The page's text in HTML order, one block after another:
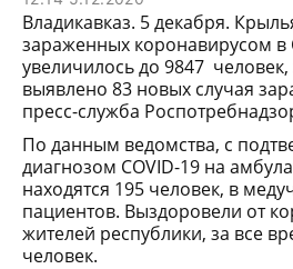
Владикавказ. 5 декабря.
зараженных коронавирусом в
увеличилось до 9847 человек,
выявлено 83 новых случая
пресс-служба
По данным ведомства, с
диагнозом COVID-19 на
находятся 195 человек, в
пациентов. Выздоровели от
жителей республики, за все
человек.